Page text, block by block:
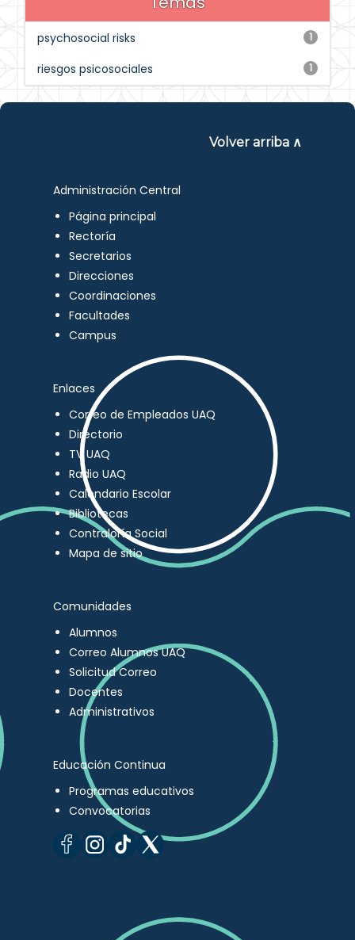
1
psychosocial risks
1
riesgos psicosociales
Volver arriba ∧
Administración Central
Página principal
Rectoría
Secretarios
Direcciones
Coordinaciones
Facultades
Campus
Enlaces
Correo de Empleados UAQ
Directorio
TV UAQ
Radio UAQ
Calendario Escolar
Bibliotecas
Contraloría Social
Mapa de sitio
Comunidades
Alumnos
Correo Alumnos UAQ
Solicitud Correo
Docentes
Administrativos
Educación Continua
Programas educativos
Convocatorias